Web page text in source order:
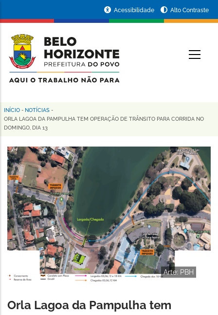
conteúdo
principal
da
Prefeitura
de
Horizonte
Acessibilidade Alto Contraste
Trilha
de
navegação
INÍCIO - NOTÍCIAS -
ORLA LAGOA DA PAMPULHA TEM OPERAÇÃO DE TRÂNSITO PARA CORRIDA NO
DOMINGO, DIA 13
Arte: PBH
Orla Lagoa da Pampulha tem